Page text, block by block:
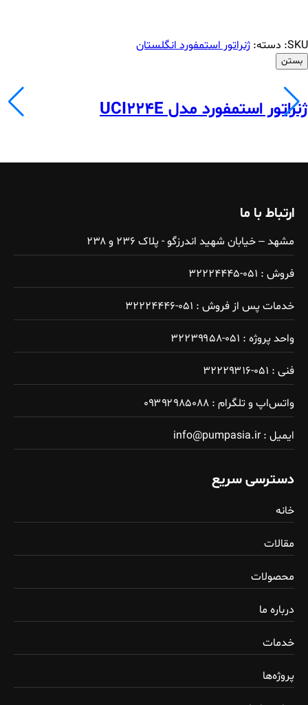
SKU: دسته: ژنراتور استمفورد انگلستان
بستن
ژنراتور استمفورد مدل UCI224E
ارتباط با ما
مشهد – خیابان شهید اندرزگو - پلاک ۲۳۶ و ۲۳۸
فروش : ۰۵۱-۳۲۲۲۴۴۴۵
خدمات پس از فروش : ۰۵۱-۳۲۲۲۴۴۴۶
واحد پروژه : ۰۵۱-۳۲۲۳۹۹۵۸
فنی : ۰۵۱-۳۲۲۲۹۳۱۶
واتس‌اپ و تلگرام : ۰۹۳۹۲۹۸۵۰۸۸
ایمیل : info@pumpasia.ir
دسترسی سریع
خانه
مقالات
محصولات
درباره ما
خدمات
پروژه‌ها